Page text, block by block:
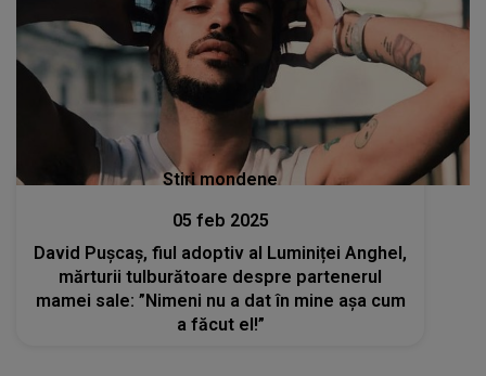
Stiri mondene
05 feb 2025
David Pușcaș, fiul adoptiv al Luminiței Anghel,
mărturii tulburătoare despre partenerul
mamei sale: ”Nimeni nu a dat în mine așa cum
a făcut el!”